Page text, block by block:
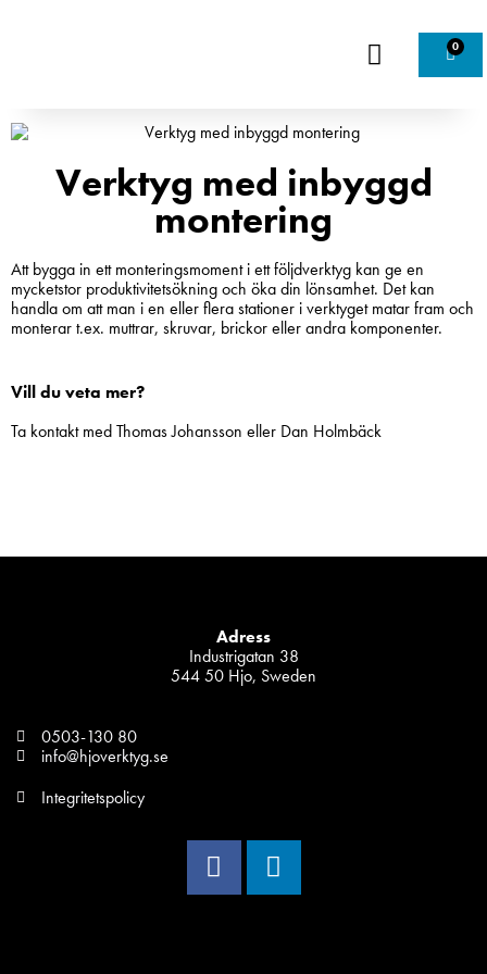
0
Verktyg med inbyggd
montering
Att bygga in ett monteringsmoment i ett följdverktyg kan ge en
mycketstor produktivitetsökning och öka din lönsamhet. Det kan
handla om att man i en eller flera stationer i verktyget matar fram och
monterar t.ex. muttrar, skruvar, brickor eller andra komponenter.
Vill du veta mer?
Ta kontakt med Thomas Johansson eller Dan Holmbäck
Adress
Industrigatan 38
544 50 Hjo, Sweden
0503-130 80
info@hjoverktyg.se
Integritetspolicy